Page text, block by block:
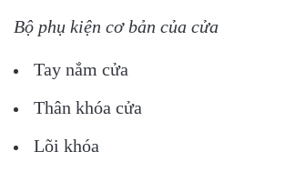
Bộ phụ kiện cơ bản của cửa
Tay nắm cửa
Thân khóa cửa
Lõi khóa